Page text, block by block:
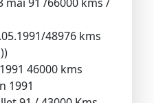
48976 kms
46000 kms
1991